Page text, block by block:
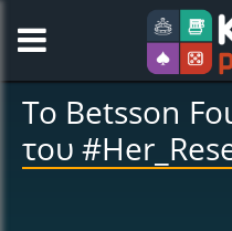
Το Betsson
του